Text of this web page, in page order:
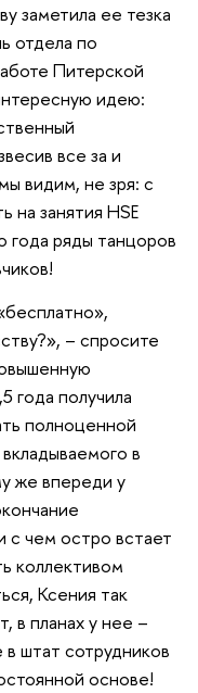
заметила ее тезка
отдела по
Питерской
идею:
все за и
видим, не зря: с
занятия HSE
года ряды танцоров
– спросите
года получила
полноценной
в
же впереди у
с чем остро встает
коллективом
Ксения так
в планах у нее –
штат сотрудников
основе!